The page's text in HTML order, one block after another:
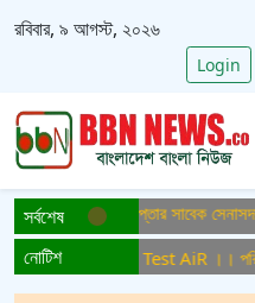
রবিবার, ৯ আগস্ট, ২০২৬
Login
সর্বশেষফের গ্রেপ্তার সাবেক সেনাসদস্য
নোটিশ
সম্প্রচার ।। Test AiR ।।